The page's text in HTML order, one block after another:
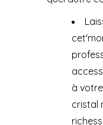
à
cristal